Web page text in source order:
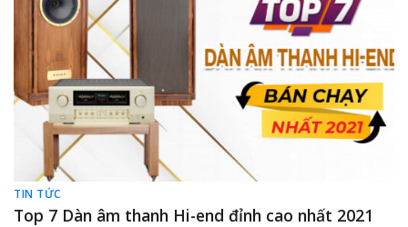
TIN TỨC
Top 7 Dàn âm thanh Hi-end đỉnh cao nhất 2021